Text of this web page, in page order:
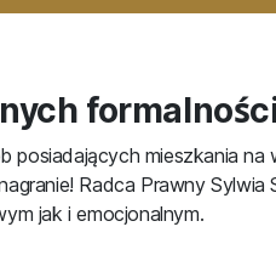
posiadających mieszkania
Radca Prawny
jak i emocjonalnym.